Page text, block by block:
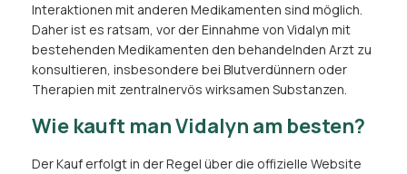
Interaktionen mit anderen Medikamenten sind möglich.
Daher ist es ratsam, vor der Einnahme von Vidalyn mit
bestehenden Medikamenten den behandelnden Arzt zu
konsultieren, insbesondere bei Blutverdünnern oder
Therapien mit zentralnervös wirksamen Substanzen.
Wie kauft man Vidalyn am besten?
Der Kauf erfolgt in der Regel über die offizielle Website